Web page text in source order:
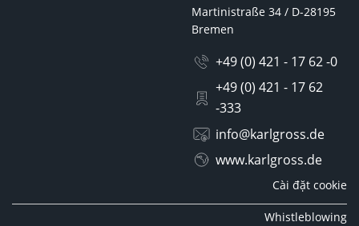
Martinistraße 34 / D-28195
Bremen
+49 (0) 421 - 17 62 -0
+49 (0) 421 - 17 62
-333
info@karlgross.de
www.karlgross.de
Cài đặt cookie
Whistleblowing